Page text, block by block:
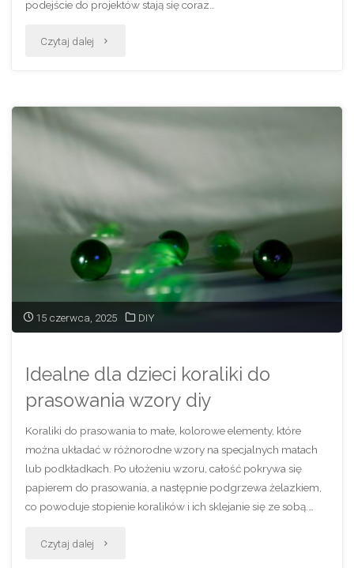
podejście do projektów stają się coraz…
Czytaj dalej "Jak
szablony
druku?"
15 czerwca, 2025 DIY
Idealne dla dzieci koraliki do
prasowania wzory diy
Koraliki do prasowania to małe, kolorowe elementy, które
można układać w różnorodne wzory na specjalnych matach
lub podkładkach. Po ułożeniu wzoru, całość pokrywa się
papierem do prasowania, a następnie podgrzewa żelazkiem,
co powoduje stopienie koralików i ich sklejanie się ze sobą.…
Czytaj dalej "Idealne